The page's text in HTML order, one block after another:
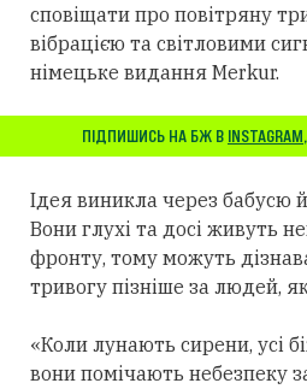
сповіщати про повітряну
вібрацією та світловими
німецьке видання Merkur.
ПІДПИШИСЬ НА БЖ В INSTAGRAM,
Ідея виникла через бабусю
Вони глухі та досі живуть
фронту, тому можуть
тривогу пізніше за людей,
«Коли лунають сирени, усі
вони помічають небезпеку